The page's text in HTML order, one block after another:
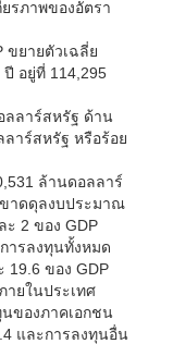
รภาพของอัตรา
ขยายตัวเฉลี่ย
อยู่ที่ 114,295
ลลาร์สหรัฐ ด้าน
าร์สหรัฐ หรือร้อย
ล้านดอลลาร์
ขาดดุลงบประมาณ
2 ของ GDP
ารลงทุนทั้งหมด
19.6 ของ GDP
ายในประเทศ
นของภาคเอกชน
และการลงทุนอื่น